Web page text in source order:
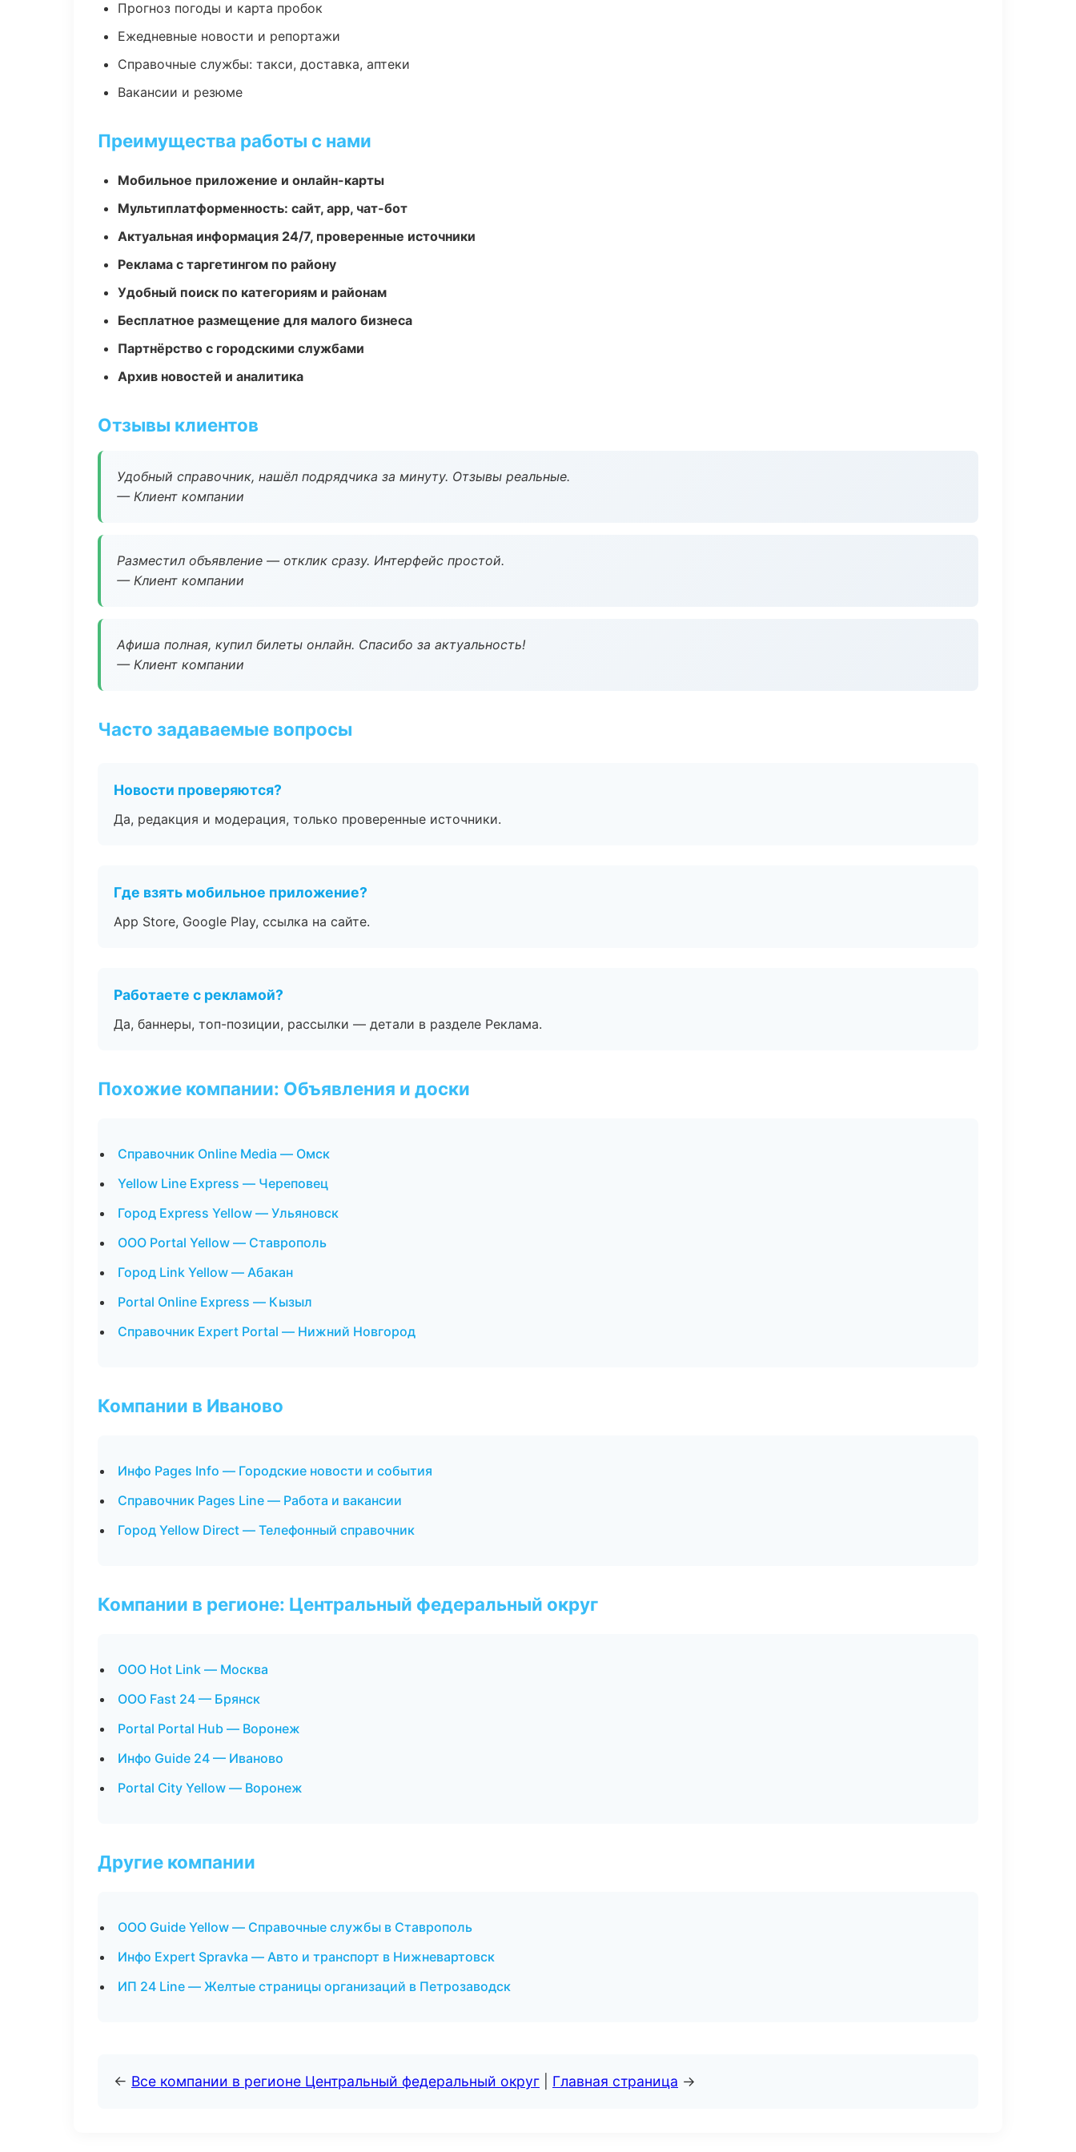
Прогноз погоды и карта пробок
Ежедневные новости и репортажи
Справочные службы: такси, доставка, аптеки
Вакансии и резюме
Преимущества работы с нами
Мобильное приложение и онлайн-карты
Мультиплатформенность: сайт, app, чат-бот
Актуальная информация 24/7, проверенные источники
Реклама с таргетингом по району
Удобный поиск по категориям и районам
Бесплатное размещение для малого бизнеса
Партнёрство с городскими службами
Архив новостей и аналитика
Отзывы клиентов
Удобный справочник, нашёл подрядчика за минуту. Отзывы реальные.
— Клиент компании
Разместил объявление — отклик сразу. Интерфейс простой.
— Клиент компании
Афиша полная, купил билеты онлайн. Спасибо за актуальность!
— Клиент компании
Часто задаваемые вопросы
Новости проверяются?
Да, редакция и модерация, только проверенные источники.
Где взять мобильное приложение?
App Store, Google Play, ссылка на сайте.
Работаете с рекламой?
Да, баннеры, топ-позиции, рассылки — детали в разделе Реклама.
Похожие компании: Объявления и доски
Справочник Online Media — Омск
Yellow Line Express — Череповец
Город Express Yellow — Ульяновск
ООО Portal Yellow — Ставрополь
Город Link Yellow — Абакан
Portal Online Express — Кызыл
Справочник Expert Portal — Нижний Новгород
Компании в Иваново
Инфо Pages Info — Городские новости и события
Справочник Pages Line — Работа и вакансии
Город Yellow Direct — Телефонный справочник
Компании в регионе: Центральный федеральный округ
ООО Hot Link — Москва
ООО Fast 24 — Брянск
Portal Portal Hub — Воронеж
Инфо Guide 24 — Иваново
Portal City Yellow — Воронеж
Другие компании
ООО Guide Yellow — Справочные службы в Ставрополь
Инфо Expert Spravka — Авто и транспорт в Нижневартовск
ИП 24 Line — Желтые страницы организаций в Петрозаводск
← Все компании в регионе Центральный федеральный округ Главная страница →